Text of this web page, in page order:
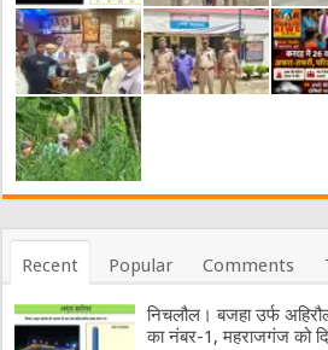
Recent Popular Comments
निचलौल। बजहा उर्फ
का नंबर-1, महराजगंज को